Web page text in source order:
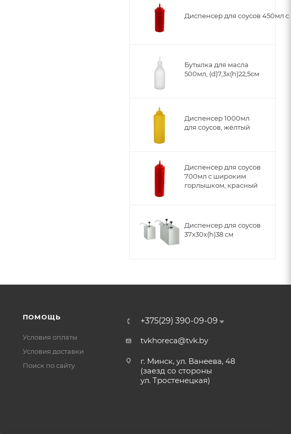
Диспенсер для соусов 450мл
Бутылка для масла
500мл, (d)7,3x(h)22,5см
Диспенсер 1000мл
для соусов, жёлтый
Диспенсер для соусов
700мл с широким
горлышком, красный
Диспенсер для соусов
37х30х(h)38 см
ПОМОЩЬ
Условия оплаты
Условия доставки
Поиск по сайту
+375(29) 390-09-09
tvkhoreca@tvk.by
г. Минск, ул. Ванеева, 48
(заезд со стороны
ул. Тростенецкая)